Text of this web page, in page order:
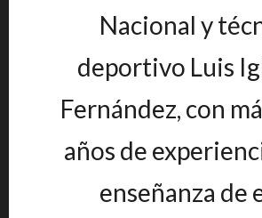
Nacional y
deportivo Luis
Fernández, con
años de
enseñanza de